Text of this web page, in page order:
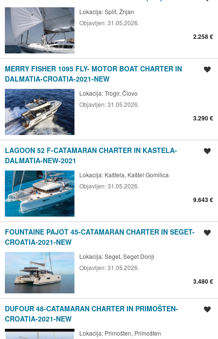
Lokacija:Split, Žnjan
Objavljen:31.05.2026.
2.258 €
MERRY FISHER 1095 FLY- MOTOR BOAT CHARTER IN
DALMATIA-CROATIA-2021-NEW
Lokacija:Trogir, Čiovo
Objavljen:31.05.2026.
3.290 €
LAGOON 52 F-CATAMARAN CHARTER IN KASTELA-
DALMATIA-NEW-2021
Lokacija: Kaštela, Kaštel Gomilica
Objavljen:31.05.2026.
9.643 €
FOUNTAINE PAJOT 45-CATAMARAN CHARTER IN SEGET-
CROATIA-2021-NEW
Lokacija:Seget, Seget Donji
Objavljen:31.05.2026.
3.480 €
DUFOUR 48-CATAMARAN CHARTER IN PRIMOŠTEN-
CROATIA-2021-NEW
Lokacija: Primošten, Primošten